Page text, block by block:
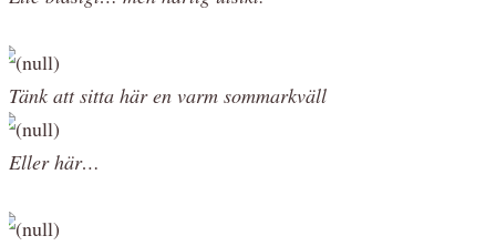
Tänk att sitta här en varm sommarkväll
Eller här…